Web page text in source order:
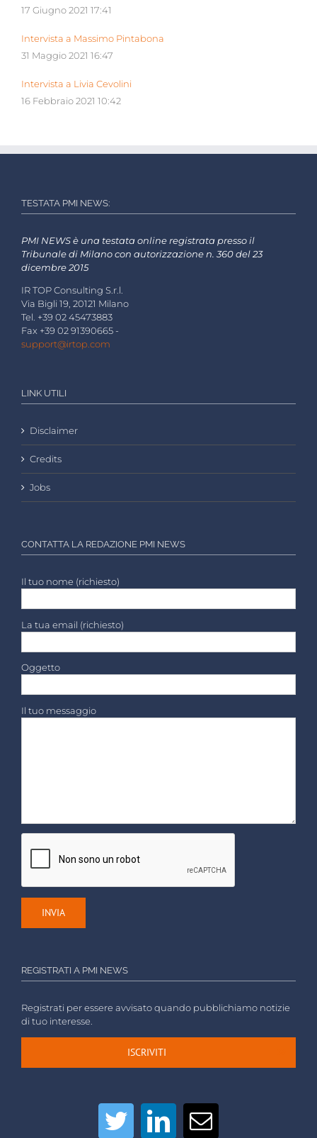
17 Giugno 2021 17:41
Intervista a Massimo Pintabona
31 Maggio 2021 16:47
Intervista a Livia Cevolini
16 Febbraio 2021 10:42
TESTATA PMI NEWS:
PMI NEWS è una testata online registrata presso il
Tribunale di Milano con autorizzazione n. 360 del 23
dicembre 2015
IR TOP Consulting S.r.l.
Via Bigli 19, 20121 Milano
Tel. +39 02 45473883
Fax +39 02 91390665 -
support@irtop.com
LINK UTILI
Disclaimer
Credits
Jobs
CONTATTA LA REDAZIONE PMI NEWS
Il tuo nome (richiesto)
La tua email (richiesto)
Oggetto
Il tuo messaggio
REGISTRATI A PMI NEWS
Registrati per essere avvisato quando pubblichiamo notizie
di tuo interesse.
ISCRIVITI